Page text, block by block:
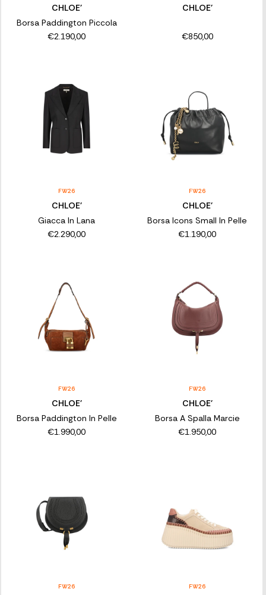
CHLOE'
Borsa Paddington Piccola
€2.190,00
CHLOE'
€850,00
FW26
CHLOE'
Giacca In Lana
€2.290,00
FW26
CHLOE'
Borsa Icons Small In Pelle
€1.190,00
FW26
CHLOE'
Borsa Paddington In Pelle
€1.990,00
FW26
CHLOE'
Borsa A Spalla Marcie
€1.950,00
FW26 FW26